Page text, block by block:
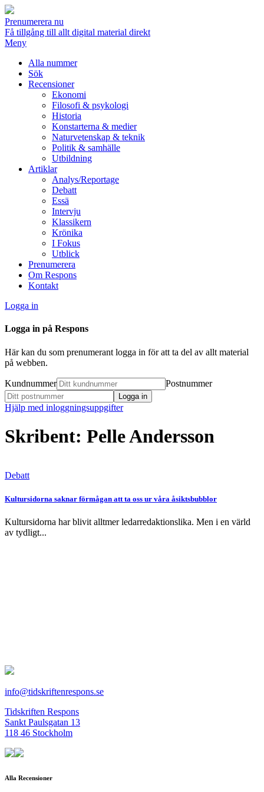
Prenumerera nu
Få tillgång till allt digital material direkt
Meny
Alla nummer
Sök
Recensioner
Ekonomi
Filosofi & psykologi
Historia
Konstarterna & medier
Naturvetenskap & teknik
Politik & samhälle
Utbildning
Artiklar
Analys/Reportage
Debatt
Essä
Intervju
Klassikern
Krönika
I Fokus
Utblick
Prenumerera
Om Respons
Kontakt
Logga in
Logga in på Respons
Här kan du som prenumerant logga in för att ta del av allt material
på webben.
Kundnummer Postnummer
Hjälp med inloggningsuppgifter
Skribent: Pelle Andersson
Debatt
Kultursidorna saknar förmågan att ta oss ur våra åsiktsbubblor
Kultursidorna har blivit alltmer ledarredaktionslika. Men i en värld
av tydligt...
info@tidskriftenrespons.se
Tidskriften Respons
Sankt Paulsgatan 13
118 46 Stockholm
Alla Recensioner